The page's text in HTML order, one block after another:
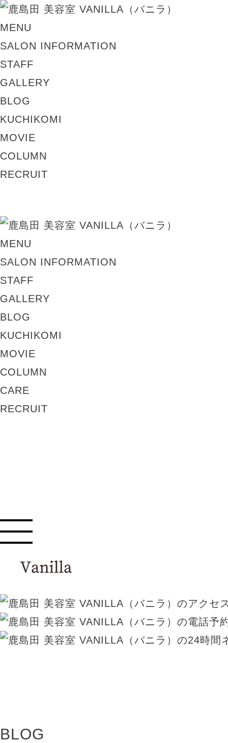
MENU
SALON INFORMATION
STAFF
GALLERY
BLOG
KUCHIKOMI
MOVIE
COLUMN
RECRUIT
MENU
SALON INFORMATION
STAFF
GALLERY
BLOG
KUCHIKOMI
MOVIE
COLUMN
CARE
RECRUIT
BLOG